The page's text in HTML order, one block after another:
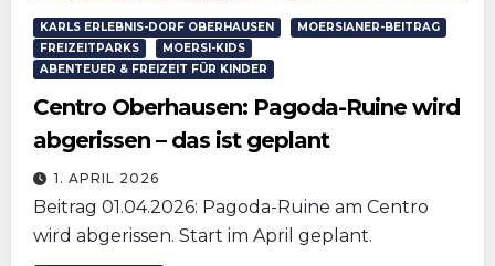
KARLS ERLEBNIS-DORF OBERHAUSEN
MOERSIANER-BEITRAG
FREIZEITPARKS
MOERSI-KIDS
ABENTEUER & FREIZEIT FÜR KINDER
Centro Oberhausen: Pagoda-Ruine wird
abgerissen – das ist geplant
1. APRIL 2026
Beitrag 01.04.2026: Pagoda-Ruine am Centro
wird abgerissen. Start im April geplant.